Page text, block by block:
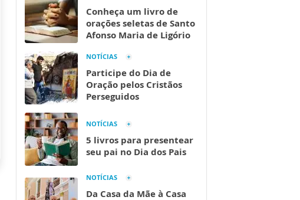
Conheça um livro de
orações seletas de Santo
Afonso Maria de Ligório
NOTÍCIAS
Participe do Dia de
Oração pelos Cristãos
Perseguidos
NOTÍCIAS
5 livros para presentear
seu pai no Dia dos Pais
NOTÍCIAS
Da Casa da Mãe à Casa